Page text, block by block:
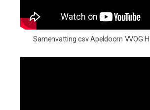
Samenvatting csv Apeldoorn VVOG